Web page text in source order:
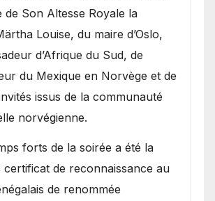
de Son Altesse Royale la
Louise, du maire d’Oslo,
d’Afrique du Sud, de
du Mexique en Norvège et de
issus de la communauté
norvégienne.
forts de la soirée a été la
certificat de reconnaissance au
de renommée